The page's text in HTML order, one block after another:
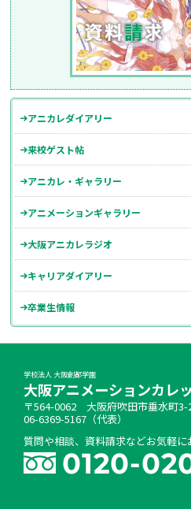
アニカレダイアリー
来校ゲスト帖
アニカレ・ギャラリー
アニメーションギャラリー
大阪アニカレラジオ
キャリアダイアリー
卒業生情報
学校法人 大阪創都学園
大阪アニメーションカレ
〒564-0062 大阪府吹田市垂水町3-
06-6369-5167（代表）
質問や相談、資料請求などお気軽に